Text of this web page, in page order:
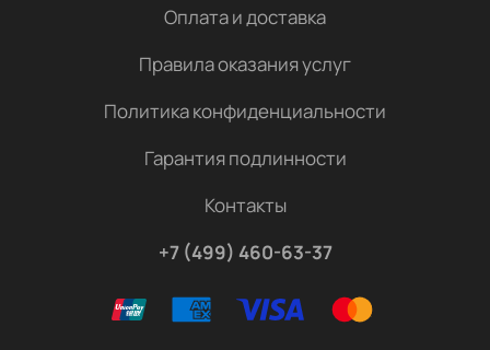
Оплата и доставка
Правила оказания услуг
Политика конфиденциальности
Гарантия подлинности
Контакты
+7 (499) 460-63-37